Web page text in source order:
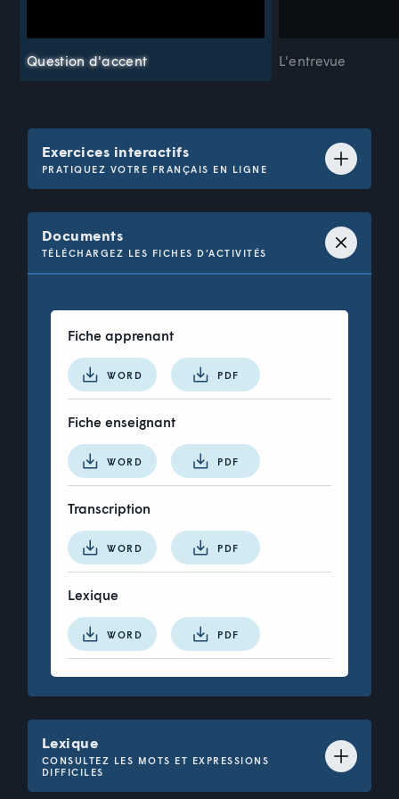
Question d'accent L'entrevue
Exercices interactifs
PRATIQUEZ VOTRE FRANÇAIS EN LIGNE
un nouvel employé en
formation
un membre du personnel
supervisé par un mentor
période de probation
quelqu’un qui travaille
temporairement pour
métier
Question 1 de 17 : Vocabulaire
Choisissez la bonne définition.
Documents
TÉLÉCHARGEZ LES FICHES D’ACTIVITÉS
Fiche apprenant
WORD PDF
Fiche enseignant
WORD PDF
Transcription
WORD PDF
Lexique
WORD PDF
Lexique
CONSULTEZ LES MOTS ET EXPRESSIONS
DIFFICILES